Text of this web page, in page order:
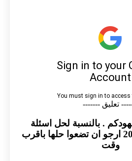
تعليق -------
. بالنسبة لحل اسئلة
الفرنسي دورة 2016 ارجو ان تضعوا حلها باقرب
وقت